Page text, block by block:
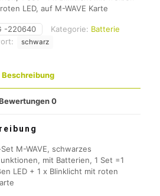
LED, auf M-WAVE Karte
-220640 Kategorie: Batterie
schwarz
Beschreibung
0
M-WAVE, schwarzes
mit Batterien, 1 Set =1
LED + 1 x Blinklicht mit roten